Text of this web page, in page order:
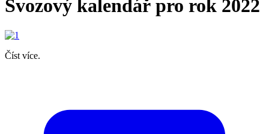
Svozový kalendář pro rok 2022
Číst více.